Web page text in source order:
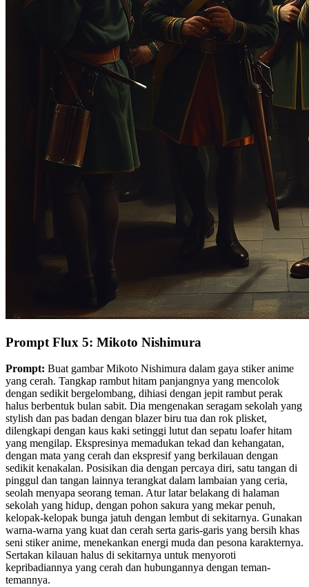
Prompt Flux 5: Mikoto Nishimura
Prompt: Buat gambar Mikoto Nishimura dalam gaya stiker anime
yang cerah. Tangkap rambut hitam panjangnya yang mencolok
dengan sedikit bergelombang, dihiasi dengan jepit rambut perak
halus berbentuk bulan sabit. Dia mengenakan seragam sekolah yang
stylish dan pas badan dengan blazer biru tua dan rok plisket,
dilengkapi dengan kaus kaki setinggi lutut dan sepatu loafer hitam
yang mengilap. Ekspresinya memadukan tekad dan kehangatan,
dengan mata yang cerah dan ekspresif yang berkilauan dengan
sedikit kenakalan. Posisikan dia dengan percaya diri, satu tangan di
pinggul dan tangan lainnya terangkat dalam lambaian yang ceria,
seolah menyapa seorang teman. Atur latar belakang di halaman
sekolah yang hidup, dengan pohon sakura yang mekar penuh,
kelopak-kelopak bunga jatuh dengan lembut di sekitarnya. Gunakan
warna-warna yang kuat dan cerah serta garis-garis yang bersih khas
seni stiker anime, menekankan energi muda dan pesona karakternya.
Sertakan kilauan halus di sekitarnya untuk menyoroti
kepribadiannya yang cerah dan hubungannya dengan teman-
temannya.